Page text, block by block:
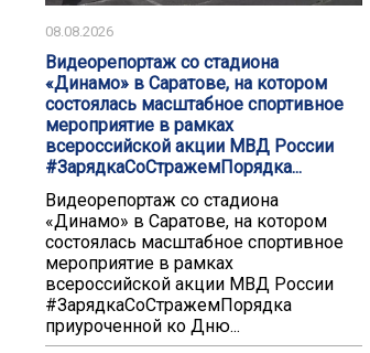
08.08.2026
️Видеорепортаж со стадиона
«Динамо» в Саратове, на котором
состоялась масштабное спортивное
мероприятие в рамках
всероссийской акции МВД России
#ЗарядкаСоСтражемПорядка...
️Видеорепортаж со стадиона
«Динамо» в Саратове, на котором
состоялась масштабное спортивное
мероприятие в рамках
всероссийской акции МВД России
#ЗарядкаСоСтражемПорядка
приуроченной ко Дню...